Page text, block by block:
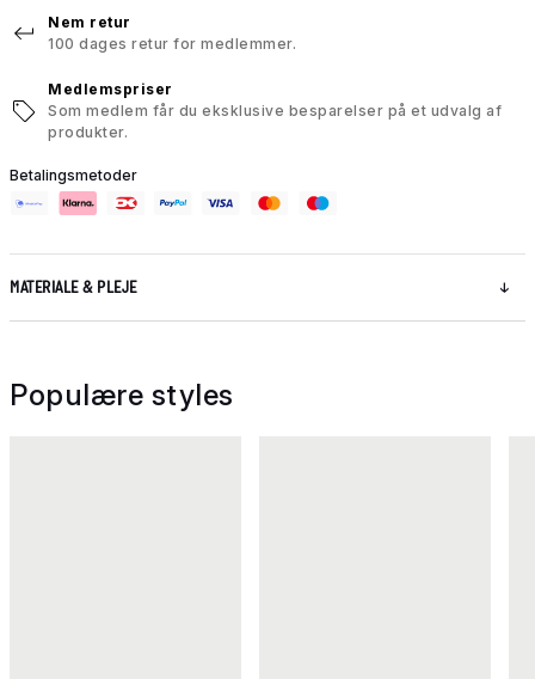
Nem retur
100 dages retur for medlemmer.
Medlemspriser
Som medlem får du eksklusive besparelser på et udvalg af
produkter.
Betalingsmetoder
MATERIALE & PLEJE
Populære styles